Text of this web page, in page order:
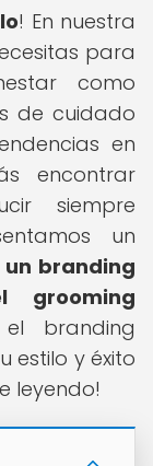
! En nuestra
para
como
de cuidado
en
encontrar
siempre
un
branding
grooming
branding
estilo y éxito
leyendo!